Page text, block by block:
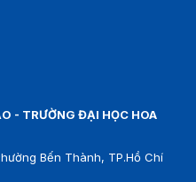
- TRƯỜNG ĐẠI HỌC HOA
Bến Thành, TP.Hồ Chí